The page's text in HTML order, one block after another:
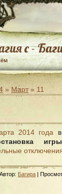
с -
» Март » 11
2014 года
игры
Багира |